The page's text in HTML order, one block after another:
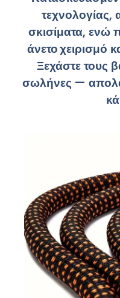
τεχνολογίας,
σκισίματα, ενώ
άνετο χειρισμό
Ξεχάστε τους
σωλήνες —